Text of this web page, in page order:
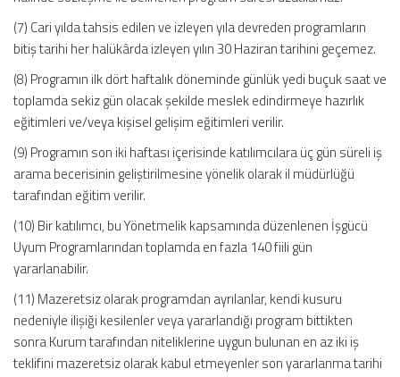
(7) Cari yılda tahsis edilen ve izleyen yıla devreden programların
bitiş tarihi her halükârda izleyen yılın 30 Haziran tarihini geçemez.
(8) Programın ilk dört haftalık döneminde günlük yedi buçuk saat ve
toplamda sekiz gün olacak şekilde meslek edindirmeye hazırlık
eğitimleri ve/veya kişisel gelişim eğitimleri verilir.
(9) Programın son iki haftası içerisinde katılımcılara üç gün süreli iş
arama becerisinin geliştirilmesine yönelik olarak il müdürlüğü
tarafından eğitim verilir.
(10) Bir katılımcı, bu Yönetmelik kapsamında düzenlenen İşgücü
Uyum Programlarından toplamda en fazla 140 fiili gün
yararlanabilir.
(11) Mazeretsiz olarak programdan ayrılanlar, kendi kusuru
nedeniyle ilişiği kesilenler veya yararlandığı program bittikten
sonra Kurum tarafından niteliklerine uygun bulunan en az iki iş
teklifini mazeretsiz olarak kabul etmeyenler son yararlanma tarihi